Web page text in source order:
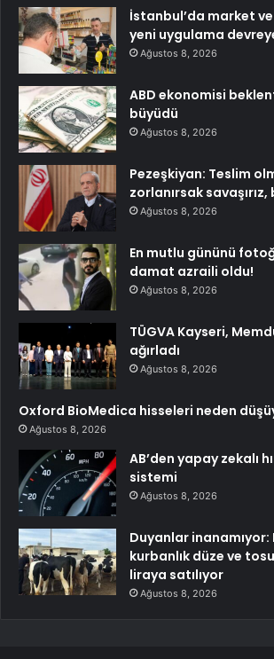
İstanbul’da market
yeni uygulama
Ağustos 8, 2026
ABD ekonomisi
büyüdü
Ağustos 8, 2026
Pezeşkiyan: Teslim
zorlanırsak
Ağustos 8, 2026
En mutlu gününü
damat azraili oldu!
Ağustos 8, 2026
TÜGVA Kayseri,
ağırladı
Ağustos 8, 2026
Oxford BioMedica hisseleri neden
Ağustos 8, 2026
AB’den yapay zekalı
sistemi
Ağustos 8, 2026
Duyanlar inanamıyor:
kurbanlık düze ve
liraya satılıyor
Ağustos 8, 2026